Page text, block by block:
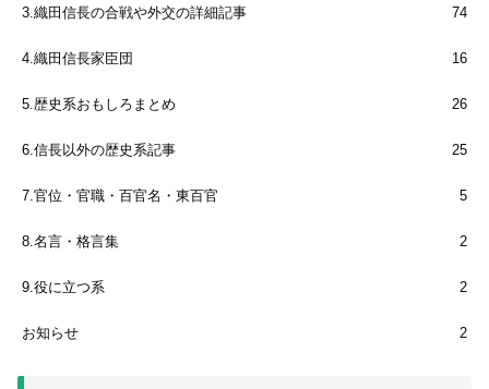
3.織田信長の合戦や外交の詳細記事 74
4.織田信長家臣団 16
5.歴史系おもしろまとめ 26
6.信長以外の歴史系記事 25
7.官位・官職・百官名・東百官 5
8.名言・格言集 2
9.役に立つ系 2
お知らせ 2